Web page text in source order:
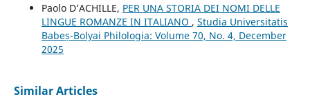
Paolo D’ACHILLE, PER UNA STORIA DEI NOMI DELLE
LINGUE ROMANZE IN ITALIANO , Studia Universitatis
Babeș-Bolyai Philologia: Volume 70, No. 4, December
2025
Similar Articles